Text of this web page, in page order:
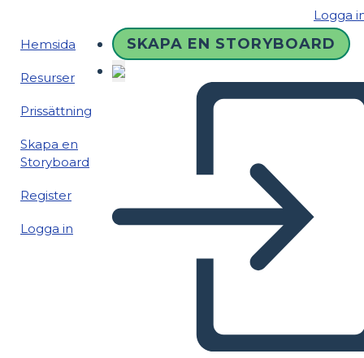
Logga
Hemsida
Resurser
Prissättning
Skapa en
Storyboard
Register
Logga in
SKAPA EN STORYBOARD